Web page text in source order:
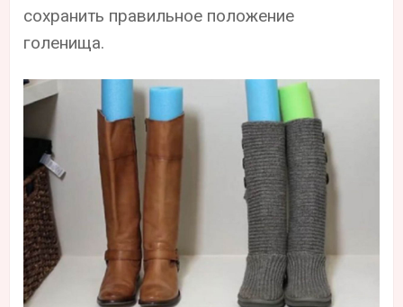
сохранить правильное положение
голенища.